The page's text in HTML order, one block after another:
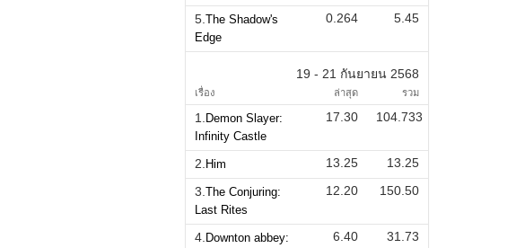
5. The Shadow's
Edge
0.264 5.45
19 - 21 กันยายน 2568
เรื่อง ล่าสุด รวม
1. Demon Slayer:
Infinity Castle
17.30 104.733
2. Him 13.25
13.25
3. The Conjuring:
Last Rites
12.20 150.50
4. Downton abbey: 6.40 31.73